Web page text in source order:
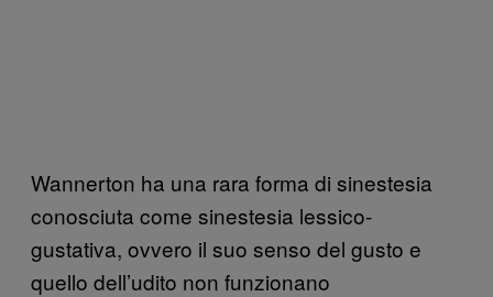
Wannerton ha una rara forma di sinestesia
conosciuta come sinestesia lessico-
gustativa, ovvero il suo senso del gusto e
quello dell’udito non funzionano